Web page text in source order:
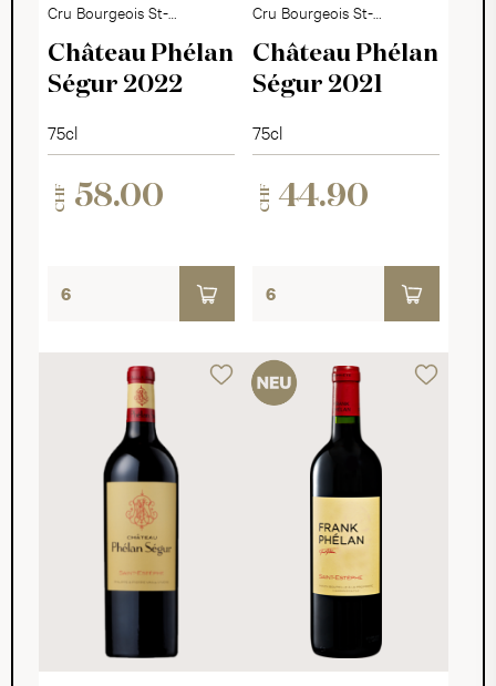
Cru Bourgeois St-
Estèphe AOC
Château Phélan
Ségur 2022
75cl
CHF 58.00
Cru Bourgeois St-
Estèphe AOC
Château Phélan
Ségur 2021
75cl
CHF 44.90